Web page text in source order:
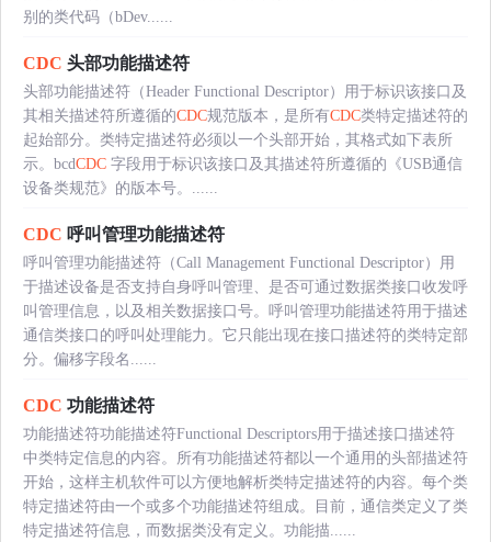
别的类代码（bDev......
CDC 头部功能描述符
头部功能描述符（Header Functional Descriptor）用于标识该接口及
其相关描述符所遵循的CDC规范版本，是所有CDC类特定描述符的
起始部分。类特定描述符必须以一个头部开始，其格式如下表所
示。bcdCDC 字段用于标识该接口及其描述符所遵循的《USB通信
设备类规范》的版本号。......
CDC 呼叫管理功能描述符
呼叫管理功能描述符（Call Management Functional Descriptor）用
于描述设备是否支持自身呼叫管理、是否可通过数据类接口收发呼
叫管理信息，以及相关数据接口号。呼叫管理功能描述符用于描述
通信类接口的呼叫处理能力。它只能出现在接口描述符的类特定部
分。偏移字段名......
CDC 功能描述符
功能描述符功能描述符Functional Descriptors用于描述接口描述符
中类特定信息的内容。所有功能描述符都以一个通用的头部描述符
开始，这样主机软件可以方便地解析类特定描述符的内容。每个类
特定描述符由一个或多个功能描述符组成。目前，通信类定义了类
特定描述符信息，而数据类没有定义。功能描......